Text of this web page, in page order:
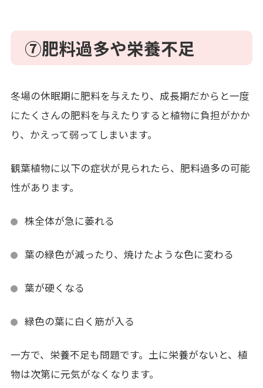
⑦肥料過多や栄養不足
冬場の休眠期に肥料を与えたり、成長期だからと一度
にたくさんの肥料を与えたりすると植物に負担がかか
り、かえって弱ってしまいます。
観葉植物に以下の症状が見られたら、肥料過多の可能
性があります。
株全体が急に萎れる
葉の緑色が減ったり、焼けたような色に変わる
葉が硬くなる
緑色の葉に白く筋が入る
一方で、栄養不足も問題です。土に栄養がないと、植
物は次第に元気がなくなります。